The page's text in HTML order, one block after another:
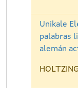
Unikale
palabras
alemán